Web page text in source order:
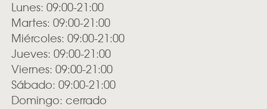
Lunes: 09:00-21:00
Martes: 09:00-21:00
Miércoles: 09:00-21:00
Jueves: 09:00-21:00
Viernes: 09:00-21:00
Sábado: 09:00-21:00
Domingo: cerrado